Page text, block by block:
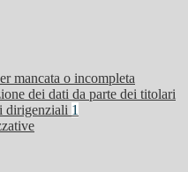
mancata o incompleta
dei dati da parte dei titolari
dirigenziali 1